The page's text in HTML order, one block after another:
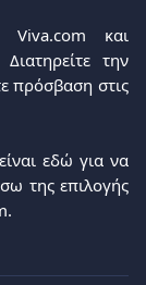
Viva.com και
την
πρόσβαση στις
εδώ για να
της επιλογής